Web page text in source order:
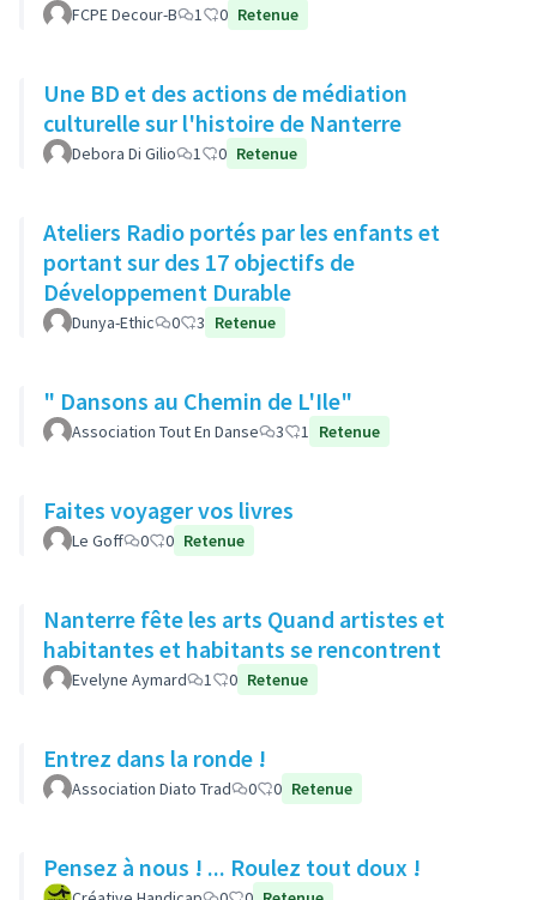
FCPE Decour-B 1 0 Retenue
Une BD et des actions de médiation
culturelle sur l'histoire de Nanterre
Debora Di Gilio 1 0 Retenue
Ateliers Radio portés par les enfants et
portant sur des 17 objectifs de
Développement Durable
Dunya-Ethic 0 3 Retenue
" Dansons au Chemin de L'Ile"
Association Tout En Danse 3 1 Retenue
Faites voyager vos livres
Le Goff 0 0 Retenue
Nanterre fête les arts Quand artistes et
habitantes et habitants se rencontrent
Evelyne Aymard 1 0 Retenue
Entrez dans la ronde !
Association Diato Trad 0 0 Retenue
Pensez à nous ! ... Roulez tout doux !